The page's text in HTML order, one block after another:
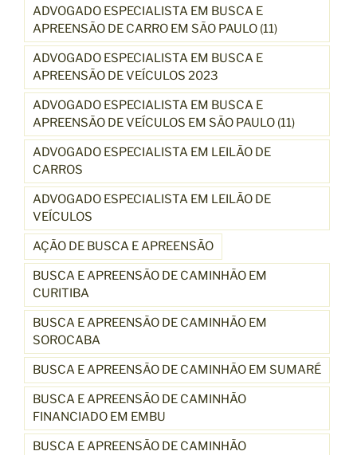
ADVOGADO ESPECIALISTA EM BUSCA E
APREENSÃO DE CARRO EM SÃO PAULO (11)
ADVOGADO ESPECIALISTA EM BUSCA E
APREENSÃO DE VEÍCULOS 2023
ADVOGADO ESPECIALISTA EM BUSCA E
APREENSÃO DE VEÍCULOS EM SÃO PAULO (11)
ADVOGADO ESPECIALISTA EM LEILÃO DE
CARROS
ADVOGADO ESPECIALISTA EM LEILÃO DE
VEÍCULOS
AÇÃO DE BUSCA E APREENSÃO
BUSCA E APREENSÃO DE CAMINHÃO EM
CURITIBA
BUSCA E APREENSÃO DE CAMINHÃO EM
SOROCABA
BUSCA E APREENSÃO DE CAMINHÃO EM SUMARÉ
BUSCA E APREENSÃO DE CAMINHÃO
FINANCIADO EM EMBU
BUSCA E APREENSÃO DE CAMINHÃO